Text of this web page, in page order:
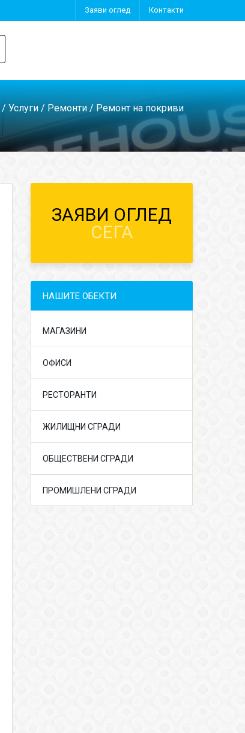
Заяви оглед Контакти
/ Услуги / Ремонти / Ремонт на покриви
ЗАЯВИ ОГЛЕД
СЕГА
НАШИТЕ ОБЕКТИ
МАГАЗИНИ
ОФИСИ
РЕСТОРАНТИ
ЖИЛИЩНИ СГРАДИ
ОБЩЕСТВЕНИ СГРАДИ
ПРОМИШЛЕНИ СГРАДИ